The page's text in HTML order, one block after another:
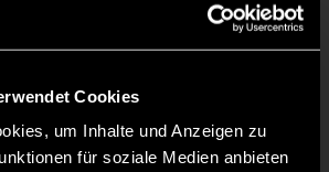
Cookies
um Inhalte und Anzeigen zu
für soziale Medien anbieten
G. 37